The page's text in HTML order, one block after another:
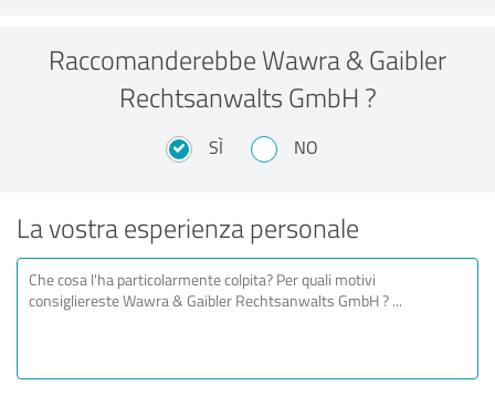
Raccomanderebbe Wawra & Gaibler
Rechtsanwalts GmbH ?
SÌ NO
La vostra esperienza personale